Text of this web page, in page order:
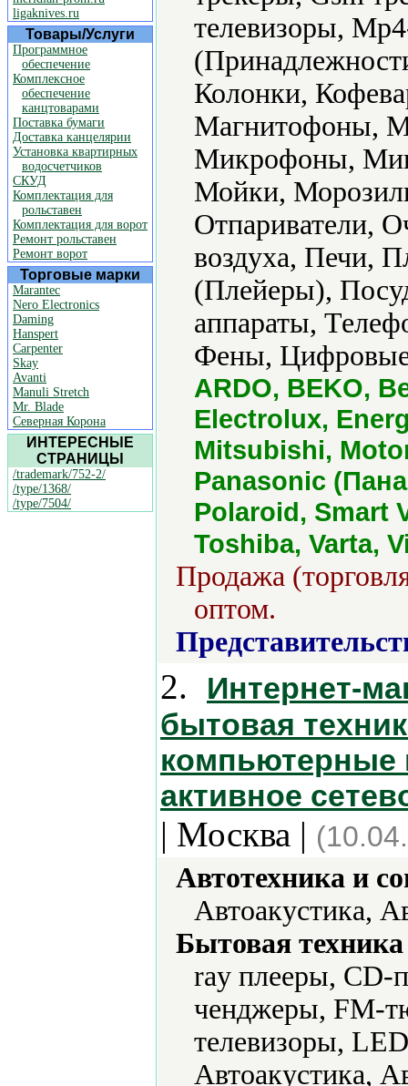
ligaknives.ru
Товары/Услуги
Программное
обеспечение
Комплексное
обеспечение
канцтоварами
Поставка бумаги
Доставка канцелярии
Установка квартирных
водосчетчиков
СКУД
Комплектация для
рольставен
Комплектация для ворот
Ремонт рольставен
Ремонт ворот
Торговые марки
Marantec
Nero Electronics
Daming
Hanspert
Carpenter
Skay
Avanti
Manuli Stretch
Mr. Blade
Северная Корона
ИНТЕРЕСНЫЕ
СТРАНИЦЫ
/trademark/752-2/
/type/1368/
/type/7504/
телевизоры,
Колонки,
Магнитофоны,
Микрофоны,
Мойки,
Отпариватели,
воздуха, Печи,
(Плейеры),
аппараты,
Фены,
ARDO, BEKO,
Electrolux,
Mitsubishi,
Panasonic
Polaroid, Smart
Toshiba, Varta,
Продажа
оптом.
2.
Интернет-
бытовая
компьютерные
активное
| Москва |
Автотехника и
Автоакустика,
Бытовая
ray плееры, CD-
ченджеры, FM-
телевизоры,
Автоакустика,